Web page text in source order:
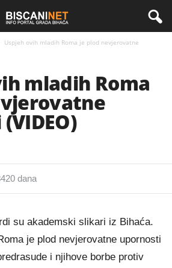
Uspjeh ovih mladih Roma je plod nevjerovatne
mladih Roma
dana
su akademski slikari iz Bihaća.
je plod nevjerovatne upornosti
i njihove borbe protiv